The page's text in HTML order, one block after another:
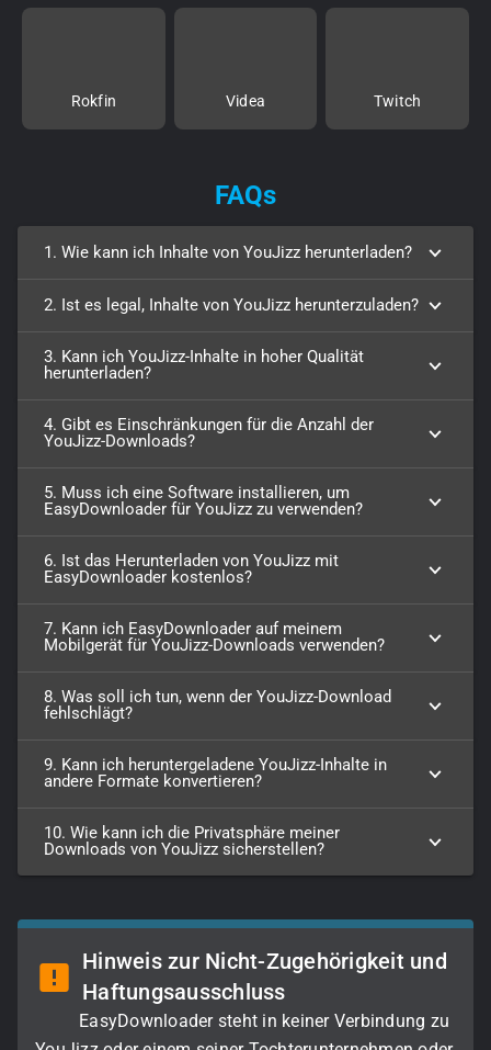
Rokfin Videa Twitch
FAQs
1. Wie kann ich Inhalte von YouJizz herunterladen?
2. Ist es legal, Inhalte von YouJizz herunterzuladen?
3. Kann ich YouJizz-Inhalte in hoher Qualität
herunterladen?
4. Gibt es Einschränkungen für die Anzahl der
YouJizz-Downloads?
5. Muss ich eine Software installieren, um
EasyDownloader für YouJizz zu verwenden?
6. Ist das Herunterladen von YouJizz mit
EasyDownloader kostenlos?
7. Kann ich EasyDownloader auf meinem
Mobilgerät für YouJizz-Downloads verwenden?
8. Was soll ich tun, wenn der YouJizz-Download
fehlschlägt?
9. Kann ich heruntergeladene YouJizz-Inhalte in
andere Formate konvertieren?
10. Wie kann ich die Privatsphäre meiner
Downloads von YouJizz sicherstellen?
Hinweis zur Nicht-Zugehörigkeit und
Haftungsausschluss
EasyDownloader steht in keiner Verbindung zu